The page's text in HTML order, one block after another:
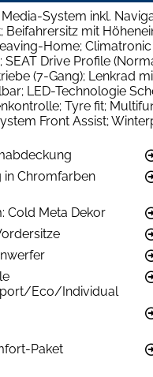
System inkl.
mit
Home;
SEAT Drive Profile
(7-Gang); Lenkrad
LED-Technologie
Tyre fit;
Front Assist;
in Chromfarben
Cold Meta Dekor
Eco/Individual
Paket